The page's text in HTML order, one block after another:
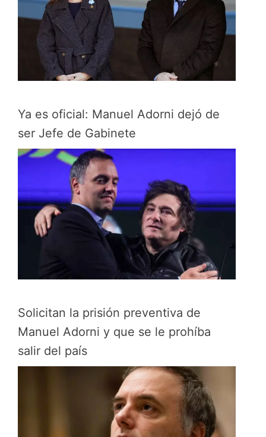
Ya es oficial: Manuel Adorni dejó de
ser Jefe de Gabinete
Solicitan la prisión preventiva de
Manuel Adorni y que se le prohíba
salir del país